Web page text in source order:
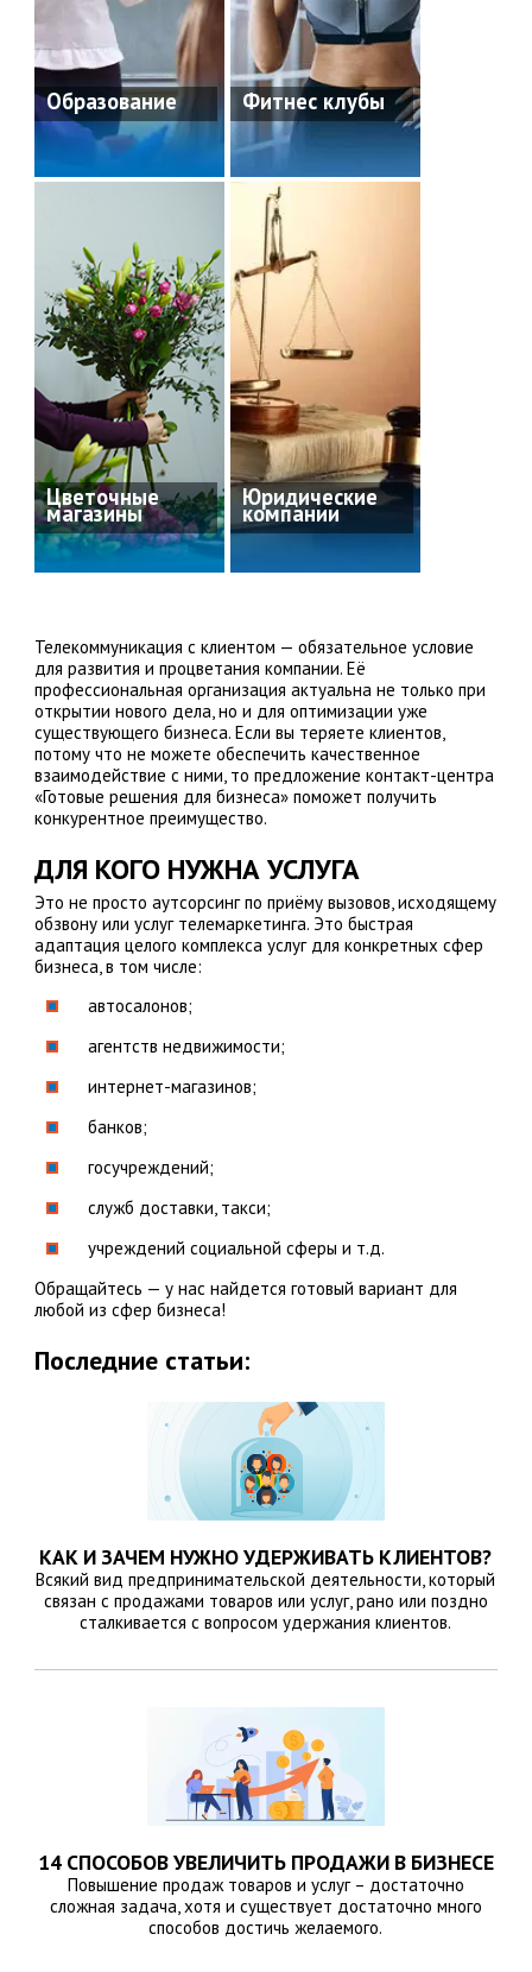
Образование Фитнес клубы
Цветочные
магазины
Юридические
компании
Телекоммуникация с клиентом — обязательное условие
для развития и процветания компании. Её
профессиональная организация актуальна не только при
открытии нового дела, но и для оптимизации уже
существующего бизнеса. Если вы теряете клиентов,
потому что не можете обеспечить качественное
взаимодействие с ними, то предложение контакт-центра
«Готовые решения для бизнеса» поможет получить
конкурентное преимущество.
ДЛЯ КОГО НУЖНА УСЛУГА
Это не просто аутсорсинг по приёму вызовов, исходящему
обзвону или услуг телемаркетинга. Это быстрая
адаптация целого комплекса услуг для конкретных сфер
бизнеса, в том числе:
автосалонов;
агентств недвижимости;
интернет-магазинов;
банков;
госучреждений;
служб доставки, такси;
учреждений социальной сферы и т.д.
Обращайтесь — у нас найдется готовый вариант для
любой из сфер бизнеса!
Последние статьи:
КАК И ЗАЧЕМ НУЖНО УДЕРЖИВАТЬ КЛИЕНТОВ?
Всякий вид предпринимательской деятельности, который
связан с продажами товаров или услуг, рано или поздно
сталкивается с вопросом удержания клиентов.
14 СПОСОБОВ УВЕЛИЧИТЬ ПРОДАЖИ В БИЗНЕСЕ
Повышение продаж товаров и услуг – достаточно
сложная задача, хотя и существует достаточно много
способов достичь желаемого.